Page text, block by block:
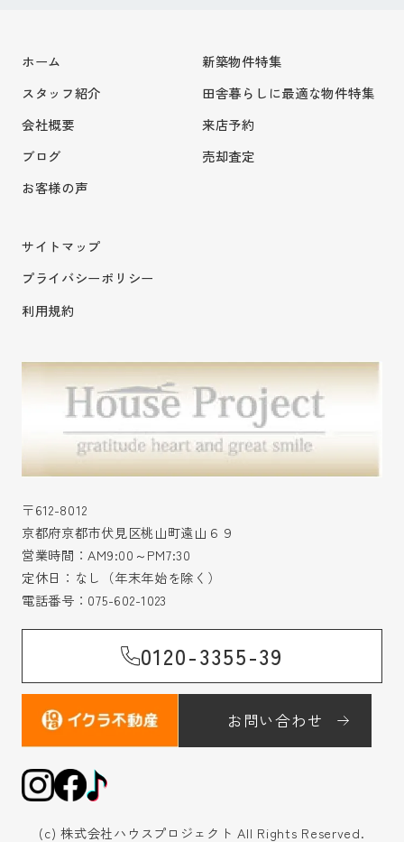
ホーム
スタッフ紹介
会社概要
ブログ
お客様の声
新築物件特集
田舎暮らしに最適な物件特集
来店予約
売却査定
サイトマップ
プライバシーポリシー
利用規約
〒612-8012
京都府京都市伏見区桃山町遠山６９
営業時間：AM9:00～PM7:30
定休日：なし（年末年始を除く）
電話番号： 075-602-1023
0120-3355-39
お問い合わせ
(c) 株式会社ハウスプロジェクト All Rights Reserved.